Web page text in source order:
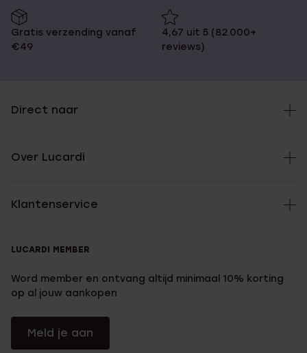
Gratis verzending vanaf
€49
4,67 uit 5 (82.000+
reviews)
Direct naar
Over Lucardi
Klantenservice
LUCARDI MEMBER
Word member en ontvang altijd minimaal 10% korting
op al jouw aankopen
Meld je aan